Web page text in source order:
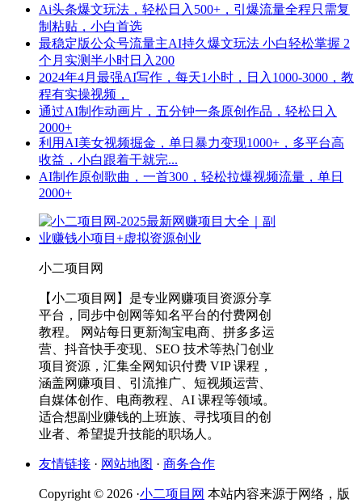
Ai头条爆文玩法，轻松日入500+，引爆流量全程只需复
制粘贴，小白首选
最稳定版公众号流量主AI持久爆文玩法 小白轻松掌握 2
个月实测半小时日入200
2024年4月最强AI写作，每天1小时，日入1000-3000，教
程有实操视频，
通过AI制作动画片，五分钟一条原创作品，轻松日入
2000+
利用AI美女视频掘金，单日暴力变现1000+，多平台高
收益，小白跟着干就完...
AI制作原创歌曲，一首300，轻松拉爆视频流量，单日
2000+
小二项目网
【小二项目网】是专业网赚项目资源分享
平台，同步中创网等知名平台的付费网创
教程。 网站每日更新淘宝电商、拼多多运
营、抖音快手变现、SEO 技术等热门创业
项目资源，汇集全网知识付费 VIP 课程，
涵盖网赚项目、引流推广、短视频运营、
自媒体创作、电商教程、AI 课程等领域。
适合想副业赚钱的上班族、寻找项目的创
业者、希望提升技能的职场人。
友情链接 · 网站地图 · 商务合作
Copyright © 2026 ·小二项目网 本站内容来源于网络，版